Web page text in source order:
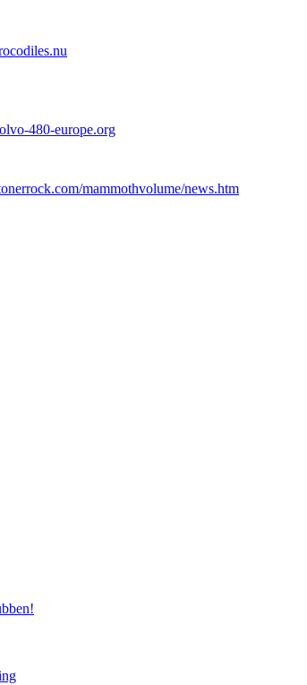
480-europe.org
mammothvolume/news.htm